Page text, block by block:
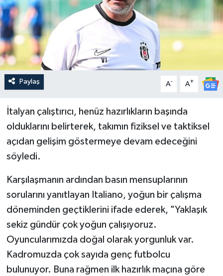
Paylaş A- A+
İtalyan çalıştırıcı, henüz hazırlıkların başında
olduklarını belirterek, takımın fiziksel ve taktiksel
açıdan gelişim göstermeye devam edeceğini
söyledi.
Karşılaşmanın ardından basın mensuplarının
sorularını yanıtlayan Italiano, yoğun bir çalışma
döneminden geçtiklerini ifade ederek, "Yaklaşık
sekiz gündür çok yoğun çalışıyoruz.
Oyuncularımızda doğal olarak yorgunluk var.
Kadromuzda çok sayıda genç futbolcu
bulunuyor. Buna rağmen ilk hazırlık maçına göre